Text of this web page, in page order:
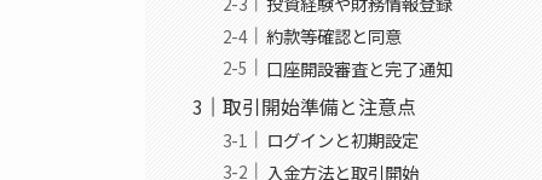
約款等確認と同意
口座開設審査と完了通知
取引開始準備と注意点
ログインと初期設定
入金方法と取引開始